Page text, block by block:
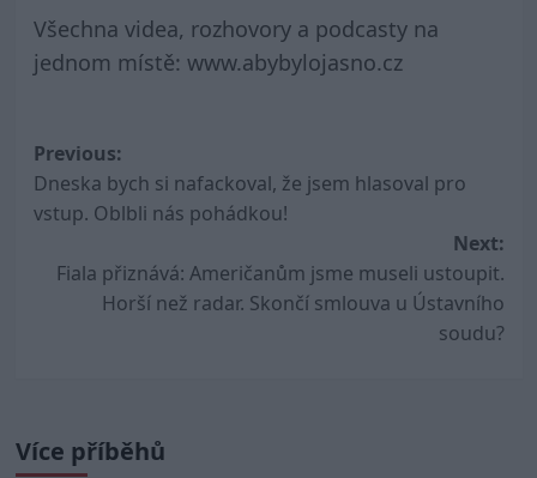
Všechna videa, rozhovory a podcasty na
jednom místě: www.abybylojasno.cz
Post
navigation
Previous:
Dneska bych si nafackoval, že jsem hlasoval pro
vstup. Oblbli nás pohádkou!
Next:
Fiala přiznává: Američanům jsme museli ustoupit.
Horší než radar. Skončí smlouva u Ústavního
soudu?
Více příběhů